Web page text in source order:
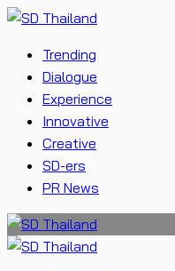
Trending
Dialogue
Experience
Innovative
Creative
SD-ers
PR News